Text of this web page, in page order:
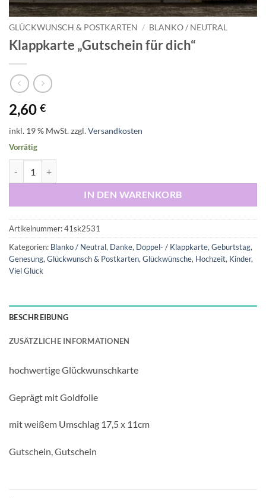
GLÜCKWUNSCH & POSTKARTEN / BLANKO / NEUTRAL
Klappkarte „Gutschein für dich“
2,60 €
inkl. 19 % MwSt.zzgl.Versandkosten
Vorrätig
IN DEN WARENKORB
Artikelnummer:41sk2531
Kategorien: Blanko / Neutral, Danke, Doppel- / Klappkarte, Geburtstag,
Genesung, Glückwunsch & Postkarten, Glückwünsche, Hochzeit, Kinder,
Viel Glück
BESCHREIBUNG
ZUSÄTZLICHE INFORMATIONEN
hochwertige Glückwunschkarte
Geprägt mit Goldfolie
mit weißem Umschlag 17,5 x 11cm
Gutschein, Gutschein